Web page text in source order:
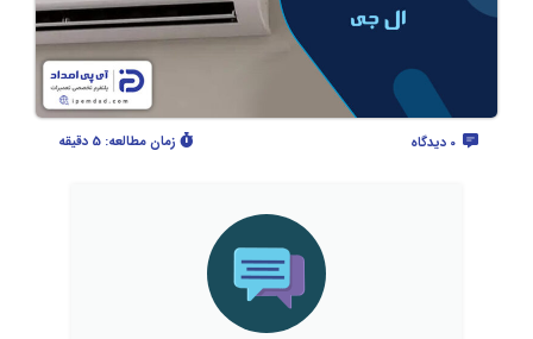
زمان مطالعه: 5 دقیقه